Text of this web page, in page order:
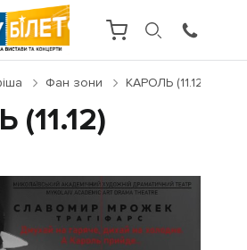
Фан зони КАРОЛЬ (11.12)